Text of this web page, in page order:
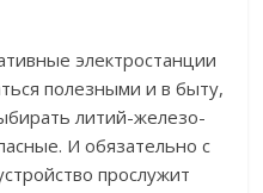
электростанции
полезными и в быту,
литий-железо-
И обязательно с
прослужит